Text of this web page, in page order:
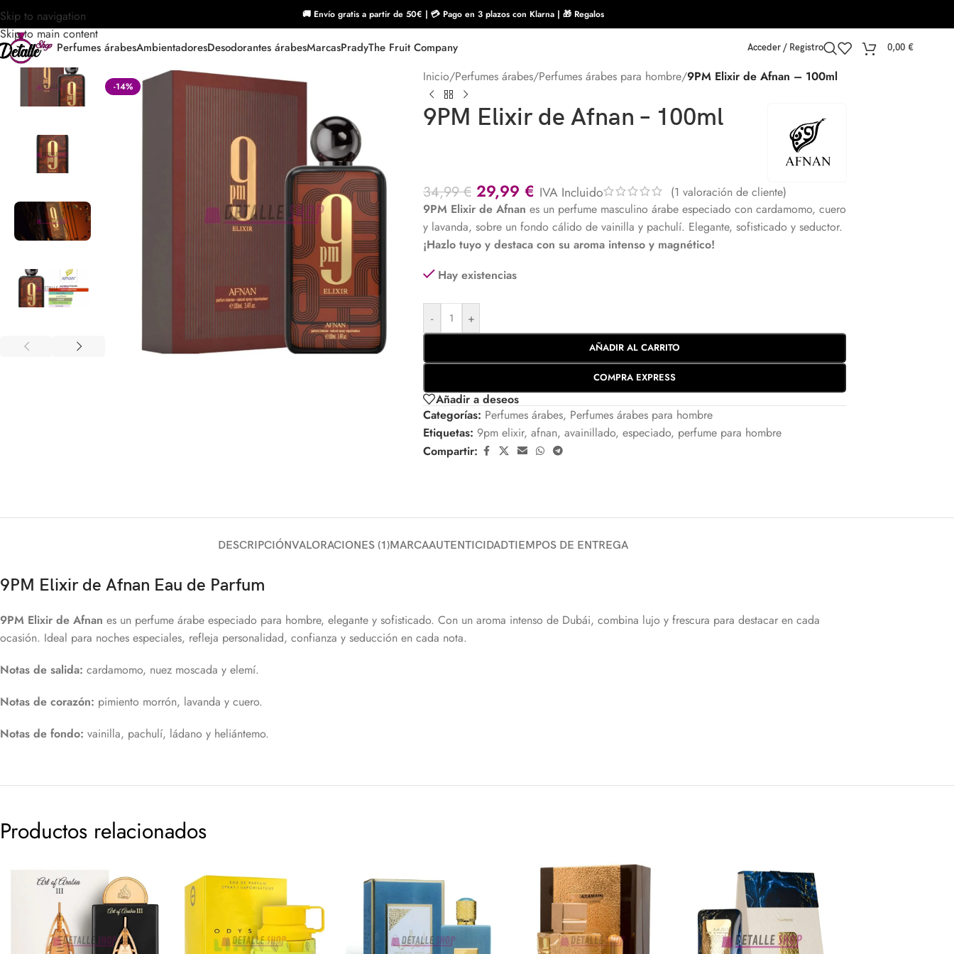
Skip to navigation
Skip to main content
🚚 Envío gratis a partir de 50€ | 💳 Pago en 3 plazos con Klarna | 🎁 Regalos
Perfumes árabesAmbientadoresDesodorantes árabesMarcasPradyThe Fruit Company Acceder / Registro 0,00 €
-14%
Inicio/Perfumes árabes/Perfumes árabes para hombre/9PM Elixir de Afnan – 100ml
9PM Elixir de Afnan – 100ml
34,99€ 29,99 € IVA Incluido (1 valoración de cliente)
9PM Elixir de Afnan es un perfume masculino árabe especiado con cardamomo, cuero
y lavanda, sobre un fondo cálido de vainilla y pachulí. Elegante, sofisticado y seductor.
¡Hazlo tuyo y destaca con su aroma intenso y magnético!
Hay existencias
- +
AÑADIR AL CARRITO
COMPRA EXPRESS
Añadir a deseos
Categorías: Perfumes árabes, Perfumes árabes para hombre
Etiquetas: 9pm elixir, afnan, avainillado, especiado, perfume para hombre
Compartir:
DESCRIPCIÓNVALORACIONES (1)MARCAAUTENTICIDADTIEMPOS DE ENTREGA
9PM Elixir de Afnan Eau de Parfum
9PM Elixir de Afnan es un perfume árabe especiado para hombre, elegante y sofisticado. Con un aroma intenso de Dubái, combina lujo y frescura para destacar en cada
ocasión. Ideal para noches especiales, refleja personalidad, confianza y seducción en cada nota.
Notas de salida: cardamomo, nuez moscada y elemí.
Notas de corazón: pimiento morrón, lavanda y cuero.
Notas de fondo: vainilla, pachulí, ládano y heliántemo.
Productos relacionados